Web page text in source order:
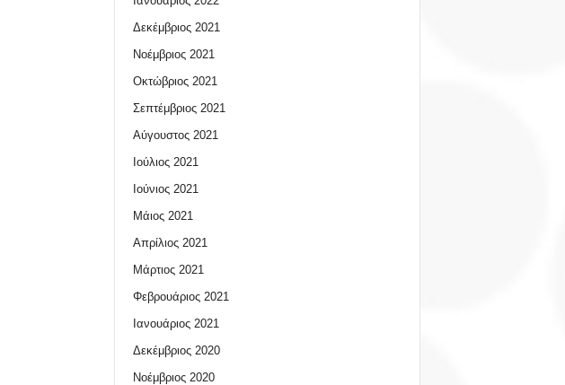
Δεκέμβριος 2021
Νοέμβριος 2021
Οκτώβριος 2021
Σεπτέμβριος 2021
Αύγουστος 2021
Ιούλιος 2021
Ιούνιος 2021
Μάιος 2021
Απρίλιος 2021
Μάρτιος 2021
Φεβρουάριος 2021
Ιανουάριος 2021
Δεκέμβριος 2020
Νοέμβριος 2020